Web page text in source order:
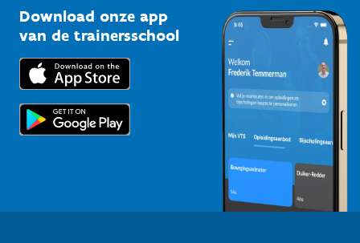
Bedrijven
Trainers en begeleiders
Topsporters
Kennisplatform
Downloads
Voor de pers
Download onze app
van de trainersschool